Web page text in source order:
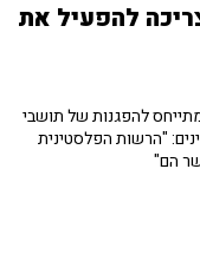
להפעיל את
להפגנות של תושבי
במהלכן נהרגו יותר מ-60 פלסטינים: "הרשות הפלסטינית
הם"